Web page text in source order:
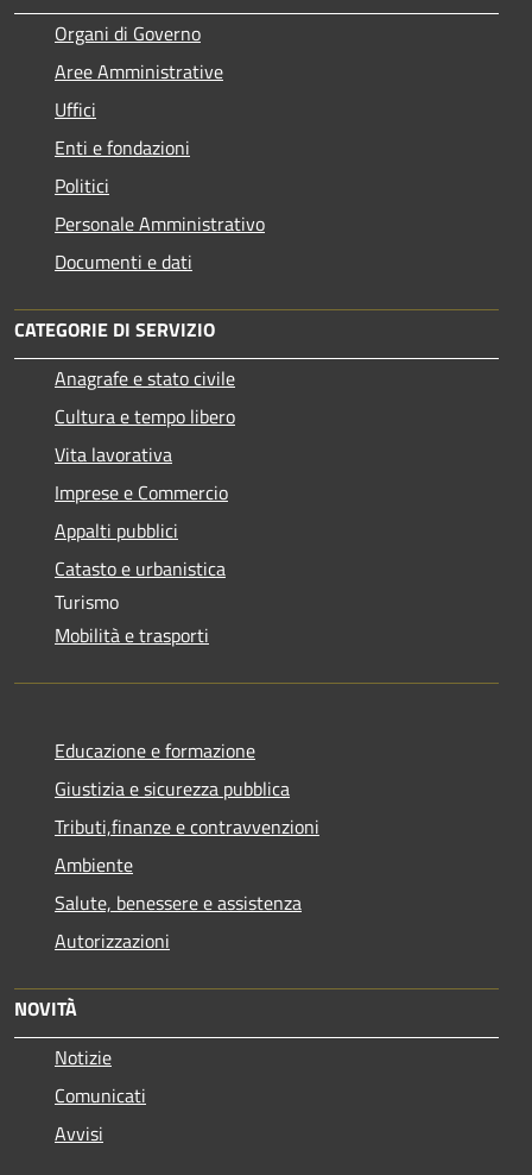
Organi di Governo
Aree Amministrative
Uffici
Enti e fondazioni
Politici
Personale Amministrativo
Documenti e dati
CATEGORIE DI SERVIZIO
Anagrafe e stato civile
Cultura e tempo libero
Vita lavorativa
Imprese e Commercio
Appalti pubblici
Catasto e urbanistica
Turismo
Mobilità e trasporti
Educazione e formazione
Giustizia e sicurezza pubblica
Tributi,finanze e contravvenzioni
Ambiente
Salute, benessere e assistenza
Autorizzazioni
NOVITÀ
Notizie
Comunicati
Avvisi